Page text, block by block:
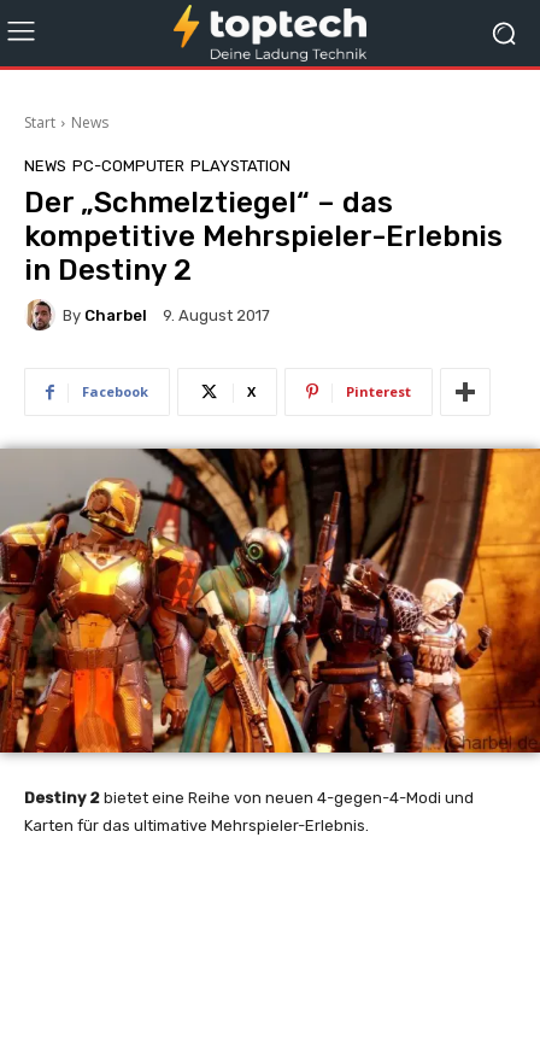
Start News
NEWS PC-COMPUTER PLAYSTATION
Der „Schmelztiegel“ – das
kompetitive Mehrspieler-Erlebnis
in Destiny 2
By Charbel 9. August 2017
Facebook X Pinterest
Destiny 2 bietet eine Reihe von neuen 4-gegen-4-Modi und
Karten für das ultimative Mehrspieler-Erlebnis.